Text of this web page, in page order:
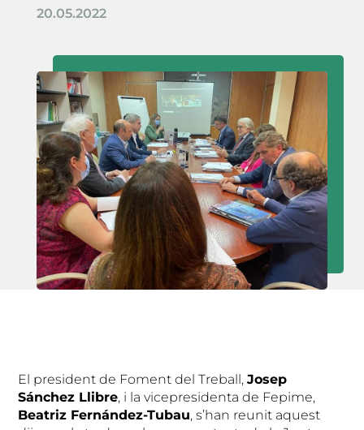
20.05.2022
El president de Foment del Treball,Josep
Sánchez Llibre, i la vicepresidenta de Fepime,
Beatriz Fernández-Tubau, s’han reunit aquest